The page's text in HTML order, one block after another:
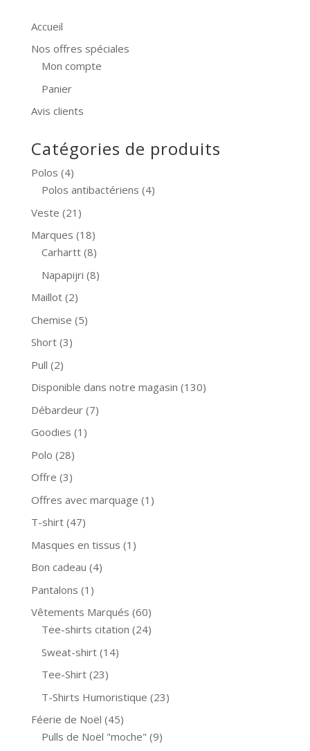
Accueil
Nos offres spéciales
Mon compte
Panier
Avis clients
Catégories de produits
Polos (4)
Polos antibactériens (4)
Veste (21)
Marques (18)
Carhartt (8)
Napapijri (8)
Maillot (2)
Chemise (5)
Short (3)
Pull (2)
Disponible dans notre magasin (130)
Débardeur (7)
Goodies (1)
Polo (28)
Offre (3)
Offres avec marquage (1)
T-shirt (47)
Masques en tissus (1)
Bon cadeau (4)
Pantalons (1)
Vêtements Marqués (60)
Tee-shirts citation (24)
Sweat-shirt (14)
Tee-Shirt (23)
T-Shirts Humoristique (23)
Féerie de Noël (45)
Pulls de Noël "moche" (9)